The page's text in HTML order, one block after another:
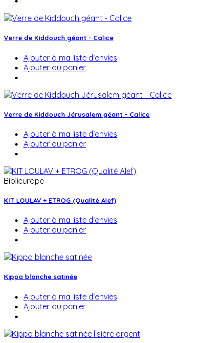
Verre de Kiddouch géant - Calice
Ajouter à ma liste d'envies
Ajouter au panier
Verre de Kiddouch Jérusalem géant - Calice
Ajouter à ma liste d'envies
Ajouter au panier
Biblieurope
KIT LOULAV + ETROG (Qualité Alef)
Ajouter à ma liste d'envies
Ajouter au panier
Kippa blanche satinée
Ajouter à ma liste d'envies
Ajouter au panier